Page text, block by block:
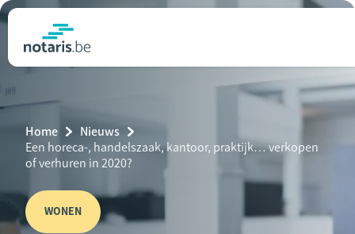
Overslaan
naar
de
inhoud
gaan
notaris.behomepage
Wonen
Relatie & samenleven
Erven & schenken
VIND EEN NOTARIS
Breadcrumb
Home
Nieuws
Current
Page:
Een horeca-, handelszaak, kantoor, praktijk… verkopen
of verhuren in 2020?
WONEN